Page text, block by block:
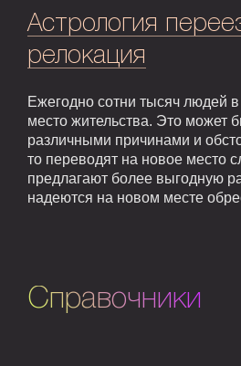
Астрология
релокация
Ежегодно сотни тысяч людей
место жительства. Это может
различными причинами и
то переводят на новое место
предлагают более выгодную
надеются на новом месте
Справочники